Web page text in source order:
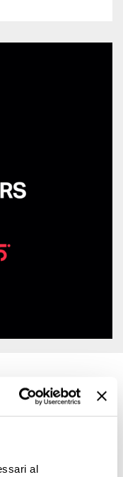
al
e, perché